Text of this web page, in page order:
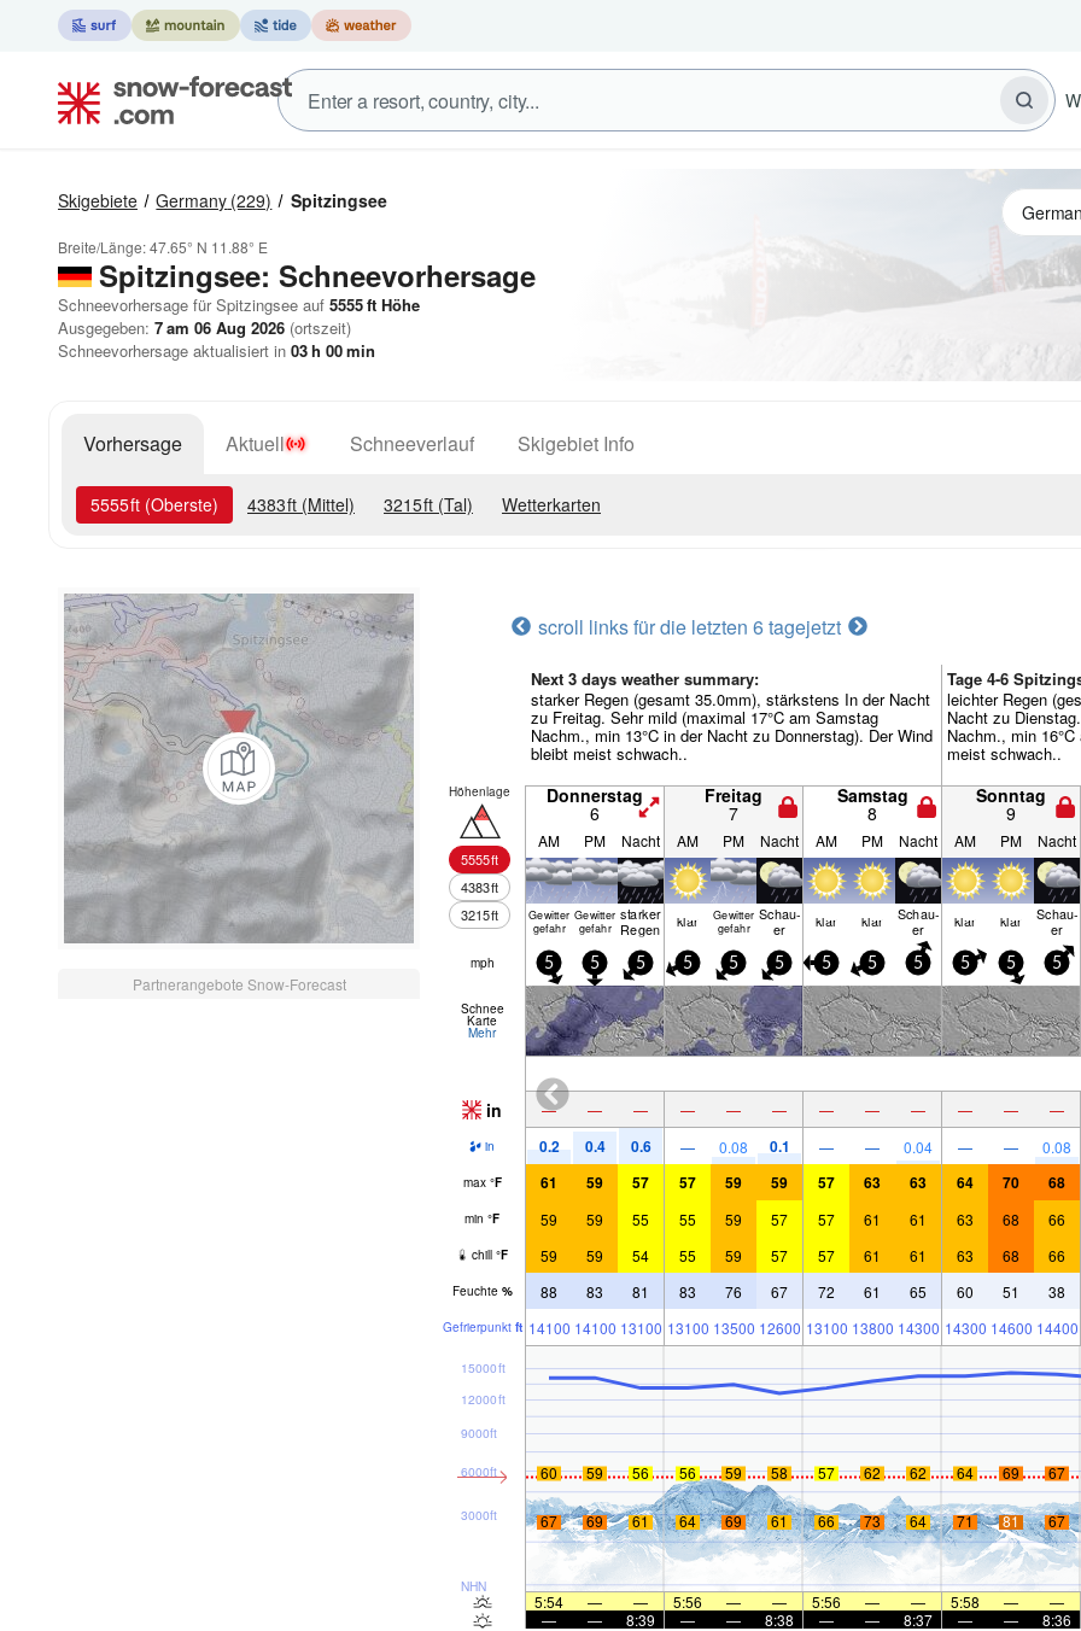
Skigebiete Germany (229) Spitzingsee
Breite/Länge:47.65° N 11.88° E
Spitzingsee: Schneevorhersage
Schneevorhersage für Spitzingsee auf 5555ft Höhe
Ausgegeben: 7 am 06 Aug 2026 (ortszeit)
Schneevorhersage aktualisiert in 03h 00min
Vorhersage Aktuell Schneeverlauf Skigebiet Info
5555ft (Oberste) 4383ft (Mittel) 3215ft (Tal) Wetterkarten
Partnerangebote Snow-Forecast
scroll links für die letzten 6 tagejetzt
Next 3 days weather summary:
starker Regen (gesamt 35.0mm), stärkstens In der Nacht
zu Freitag. Sehr mild (maximal 17°C am Samstag
Nachm., min 13°C in der Nacht zu Donnerstag). Der Wind
bleibt meist schwach..
Tage 4-6
leichter Regen
Nacht zu
Nachm., min
meist schwach..
Höhenlage
5555ft
4383ft
3215ft
Donnerstag
6
Freitag
7
Samstag
8
Sonntag
9
AM PM Nacht AM PM Nacht AM PM Nacht AM PM Nacht
Gewitter
gefahr
Gewitter
gefahr
starker
Regen klar
Gewitter
gefahr
Schau­
er klar klar Schau­
er klar klar Schau­
er
mph 5 5 5 5 5 5 5 5 5 5 5 5
Schnee
Karte
Mehr
in — — — — — — — — — — — —
in 0.2 0.4 0.6 — 0.08 0.1 — — 0.04 — — 0.08
max °F 61 59 57 57 59 59 57 63 63 64 70 68
min °F 59 59 55 55 59 57 57 61 61 63 68 66
chill °F 59 59 54 55 59 57 57 61 61 63 68 66
Feuchte % 88 83 81 83 76 67 72 61 65 60 51 38
Gefrier­punkt ft 14100 14100 13100 13100 13500 12600 13100 13800 14300 14300 14600 14400
NHN
3000ft
6000ft
9000ft
12000ft
15000ft
60 59 56 56 59 58 57 62 62 64 69 67
67 69 61 64 69 61 66 73 64 71 81 67
5:54 — — 5:56 — — 5:56 — — 5:58 — —
—
— 8:39 — — 8:38 — — 8:37 — — 8:36